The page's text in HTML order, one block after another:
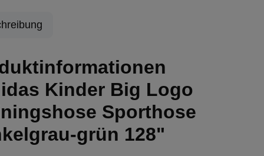
Kinder Big Logo
Sporthose
grün 128"